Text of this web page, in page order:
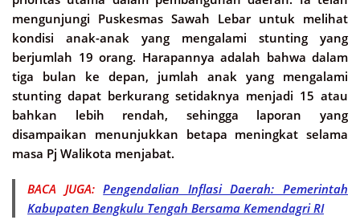
mengunjungi Puskesmas Sawah Lebar untuk melihat
kondisi anak-anak yang mengalami stunting yang
berjumlah 19 orang. Harapannya adalah bahwa dalam
tiga bulan ke depan, jumlah anak yang mengalami
stunting dapat berkurang setidaknya menjadi 15 atau
bahkan lebih rendah, sehingga laporan yang
disampaikan menunjukkan betapa meningkat selama
masa Pj Walikota menjabat.
BACA JUGA:Pengendalian Inflasi Daerah: Pemerintah
Kabupaten Bengkulu Tengah Bersama Kemendagri RI